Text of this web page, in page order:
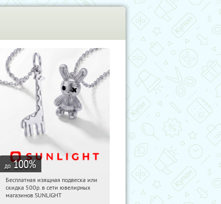
до 100%
13:45:51 Получили:
Россия
Бесплатная изящная подвеска или
скидка 500р. в сети ювелирных
магазинов SUNLIGHT